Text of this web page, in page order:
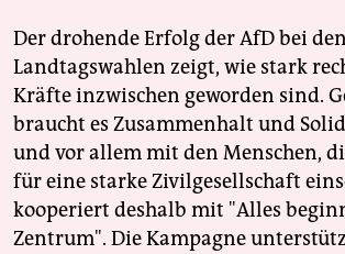
Der drohende Erfolg der AfD bei
Landtagswahlen zeigt, wie stark
Kräfte inzwischen geworden sind.
braucht es Zusammenhalt und
und vor allem mit den Menschen,
für eine starke Zivilgesellschaft
kooperiert deshalb mit "Alles
Zentrum". Die Kampagne